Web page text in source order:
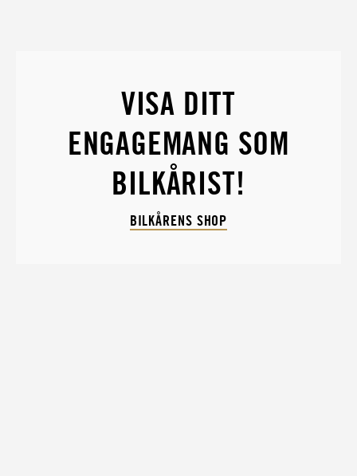
VISA DITT
ENGAGEMANG SOM
BILKÅRIST!
BILKÅRENS SHOP